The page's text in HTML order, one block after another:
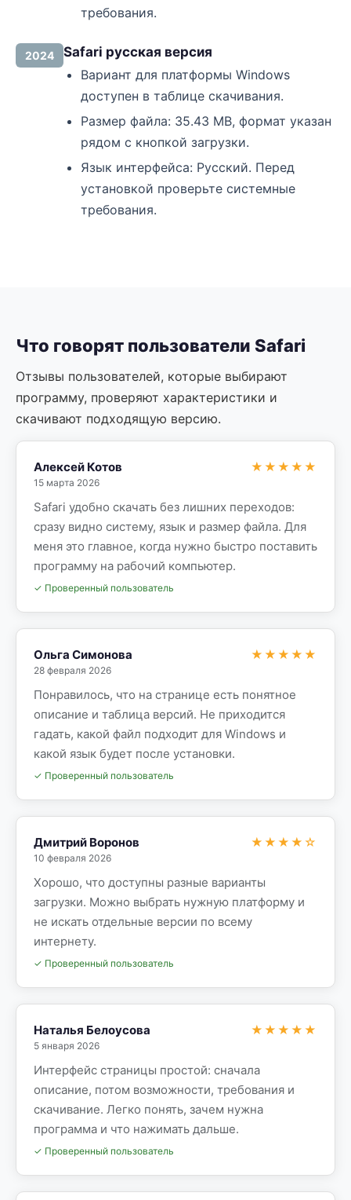
требования.
2024
Safari русская версия
Вариант для платформы Windows
доступен в таблице скачивания.
Размер файла: 35.43 MB, формат указан
рядом с кнопкой загрузки.
Язык интерфейса: Русский. Перед
установкой проверьте системные
требования.
Что говорят пользователи Safari
Отзывы пользователей, которые выбирают
программу, проверяют характеристики и
скачивают подходящую версию.
Алексей Котов
15 марта 2026
★★★★★
Safari удобно скачать без лишних переходов:
сразу видно систему, язык и размер файла. Для
меня это главное, когда нужно быстро поставить
программу на рабочий компьютер.
✓ Проверенный пользователь
Ольга Симонова
28 февраля 2026
★★★★★
Понравилось, что на странице есть понятное
описание и таблица версий. Не приходится
гадать, какой файл подходит для Windows и
какой язык будет после установки.
✓ Проверенный пользователь
Дмитрий Воронов
10 февраля 2026
★★★★☆
Хорошо, что доступны разные варианты
загрузки. Можно выбрать нужную платформу и
не искать отдельные версии по всему
интернету.
✓ Проверенный пользователь
Наталья Белоусова
5 января 2026
★★★★★
Интерфейс страницы простой: сначала
описание, потом возможности, требования и
скачивание. Легко понять, зачем нужна
программа и что нажимать дальше.
✓ Проверенный пользователь